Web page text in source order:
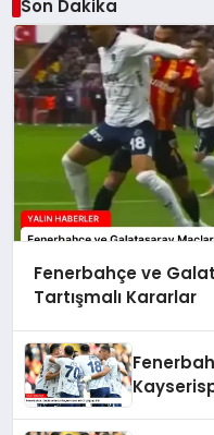
Son Dakika
Fenerbahçe ve
Tartışmalı Kararlar